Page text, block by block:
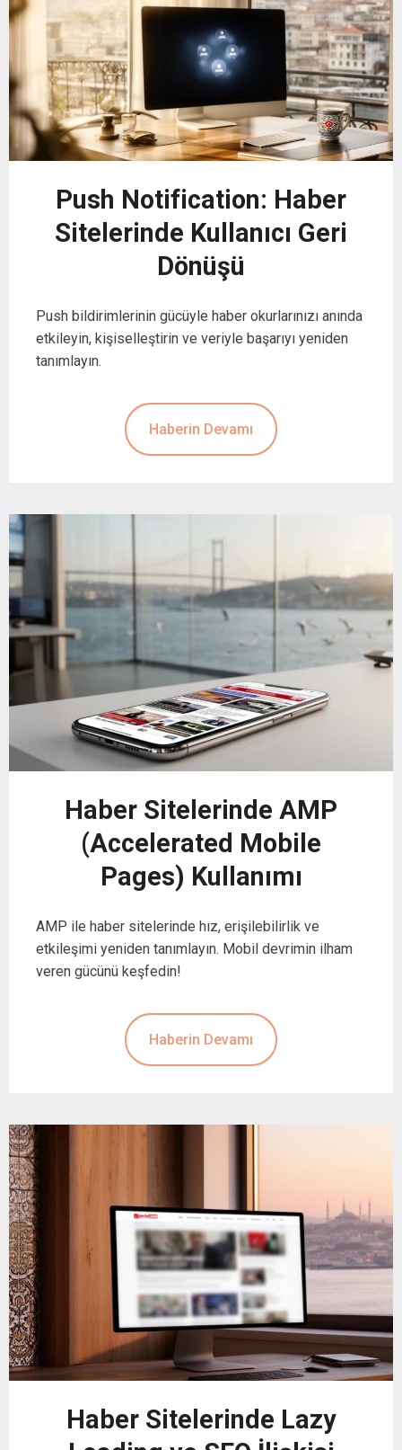
Push Notification: Haber
Sitelerinde Kullanıcı Geri
Dönüşü
Push bildirimlerinin gücüyle haber okurlarınızı anında
etkileyin, kişiselleştirin ve veriyle başarıyı yeniden
tanımlayın.
Haberin Devamı
Haber Sitelerinde AMP
(Accelerated Mobile
Pages) Kullanımı
AMP ile haber sitelerinde hız, erişilebilirlik ve
etkileşimi yeniden tanımlayın. Mobil devrimin ilham
veren gücünü keşfedin!
Haberin Devamı
Haber Sitelerinde Lazy